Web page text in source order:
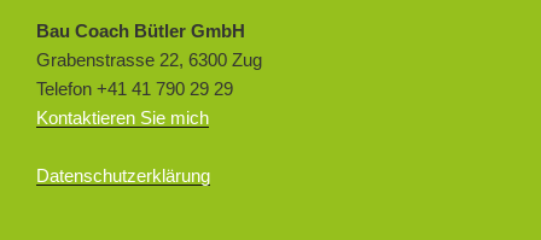
Bau Coach Bütler GmbH
Grabenstrasse 22, 6300 Zug
Telefon +41 41 790 29 29
Kontaktieren Sie mich
Datenschutzerklärung